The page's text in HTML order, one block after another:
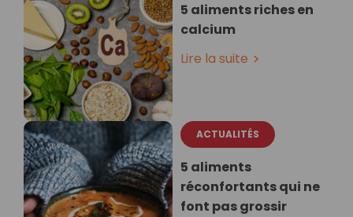
5 aliments riches en
calcium
Lire la suite
ACTUALITÉS
5 aliments
réconfortants qui ne
font pas grossir